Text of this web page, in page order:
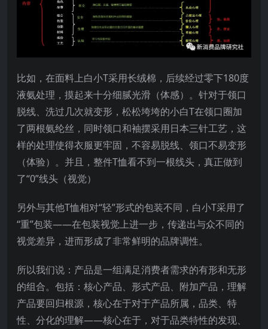
比如，在面料上白小T采用长绒棉，后续经过零下180度
液氨处理，摸起来十分细腻光滑（体感）。针对于领口
脱线、洗过几次就变形，松松垮垮的小白T在领口圈加
了两根氨纶丝，同时领口和袖摆采用日本三针工艺，这
样的处理使得衣服更牢固，不容易脱线、领口不易变形
（体验）。并且，整件T恤看不到一根线头，真正做到
了“0”线头（视觉）
另外与其他T恤相对“轻”形式的包装不同，白小T采用了
“重”包装——在包装视觉上进一步，传递出与众不同的
视觉差异，进而形成了非常鲜明的品牌调性。
所以我们说：产品是一组满足消费者需求的有形和无形
的组合。包括：核心产品、形式产品、附加产品，理解
产品要回归根源，核心在于对于产品所属，品类、特
性、分化的理解——核心在于，对于品类特性的发现、